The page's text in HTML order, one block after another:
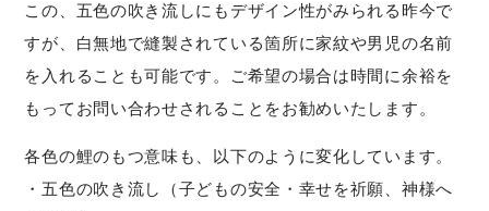
この、五色の吹き流しにもデザイン性がみられる昨今で
すが、白無地で縫製されている箇所に家紋や男児の名前
を入れることも可能です。ご希望の場合は時間に余裕を
もってお問い合わせされることをお勧めいたします。
各色の鯉のもつ意味も、以下のように変化しています。
・五色の吹き流し（子どもの安全・幸せを祈願、神様へ